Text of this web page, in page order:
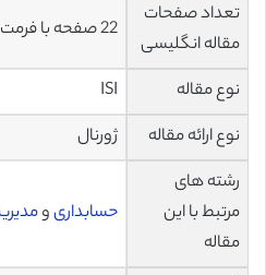
تعداد صفحات
مقاله انگلیسی
22 صفحه با فرمت pdf
نوع مقاله
ISI
نوع ارائه مقاله
ژورنال
رشته های
مرتبط با این
مقاله
حسابداریو